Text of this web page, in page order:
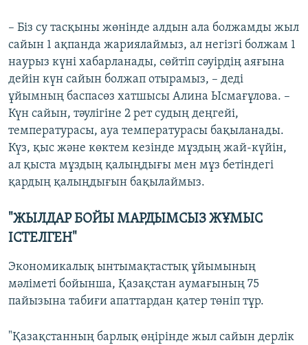
– Біз су тасқыны жөнінде алдын ала болжамды жыл
сайын 1 ақпанда жариялаймыз, ал негізгі болжам 1
наурыз күні хабарланады, сөйтіп сәуірдің аяғына
дейін күн сайын болжап отырамыз, – деді
ұйымның баспасөз хатшысы Алина Ысмағұлова. –
Күн сайын, тәулігіне 2 рет судың деңгейі,
температурасы, ауа температурасы бақыланады.
Күз, қыс және көктем кезінде мұздың жай-күйін,
ал қыста мұздың қалыңдығы мен мұз бетіндегі
қардың қалыңдығын бақылаймыз.
"ЖЫЛДАР БОЙЫ МАРДЫМСЫЗ ЖҰМЫС
ІСТЕЛГЕН"
Экономикалық ынтымақтастық ұйымының
мәліметі бойынша, Қазақстан аумағының 75
пайызына табиғи апаттардан қатер төніп тұр.
"Қазақстанның барлық өңірінде жыл сайын дерлік